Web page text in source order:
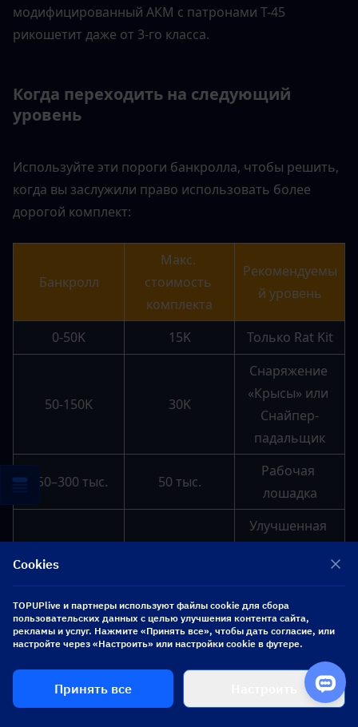
модифицированный АКМ с патронами Т-45
рикошетит даже от 3-го класса.
Когда переходить на следующий
уровень
Используйте эти пороги банкролла, чтобы решить,
когда вы заслужили право использовать более
дорогой комплект:
Банкролл
Макс.
стоимость
комплекта
Рекомендуемы
й уровень
0-50K 15K Только Rat Kit
50-150K 30K
Снаряжение
«Крысы» или
Снайпер-
падальщик
150–300 тыс. 50 тыс.
Рабочая
лошадка
300–500 тыс.
Улучшенная
рабочая
(броня 4-го
уровня)
500 тыс.+
Конкурентоспо
собные
комплекты
Cookies
TOPUPlive и партнеры используют файлы cookie для сбора
пользовательских данных с целью улучшения контента сайта,
рекламы и услуг. Нажмите «Принять все», чтобы дать согласие, или
настройте через «Настроить» или настройки cookie в футере.
Принять все